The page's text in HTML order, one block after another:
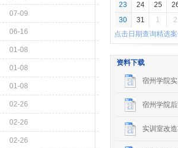
07-09
06-16
01-08
01-08
01-08
02-26
02-26
02-26
23
24 25
30
31 1 2
点击日期查询精选案
资料下载
宿州学院实
宿州学院后
实训室改造